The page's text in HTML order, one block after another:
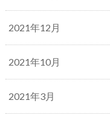
2021年12月
2021年10月
2021年3月